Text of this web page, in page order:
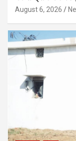
August 6, 2026